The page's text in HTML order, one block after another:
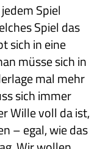
Spiel
Spiel das
sich in eine
müsse sich in
mal mehr
sich immer
Wille voll da ist,
– egal, wie das